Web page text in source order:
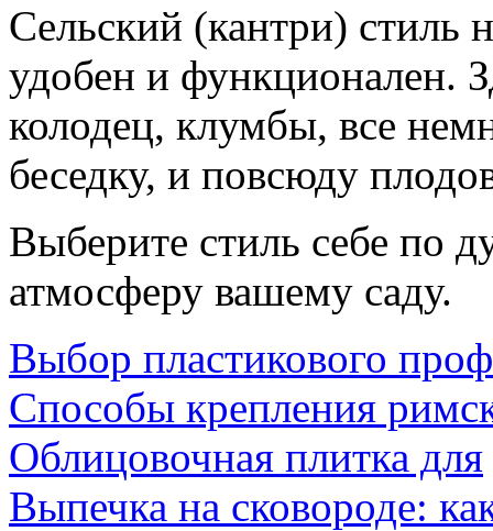
Сельский (кантри) стиль
удобен и функционален.
колодец, клумбы, все
беседку, и повсюду
Выберите стиль себе по
атмосферу вашему саду.
Выбор пластикового
Способы крепления
Облицовочная плитка для
Выпечка на сковороде: